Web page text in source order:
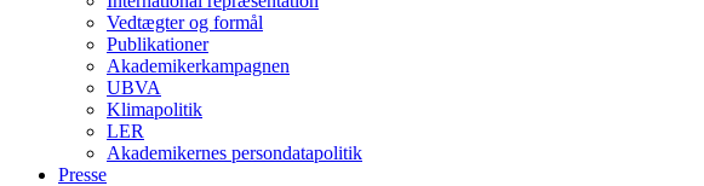
Vedtægter og formål
Publikationer
Akademikerkampagnen
UBVA
Klimapolitik
LER
Akademikernes persondatapolitik
Presse